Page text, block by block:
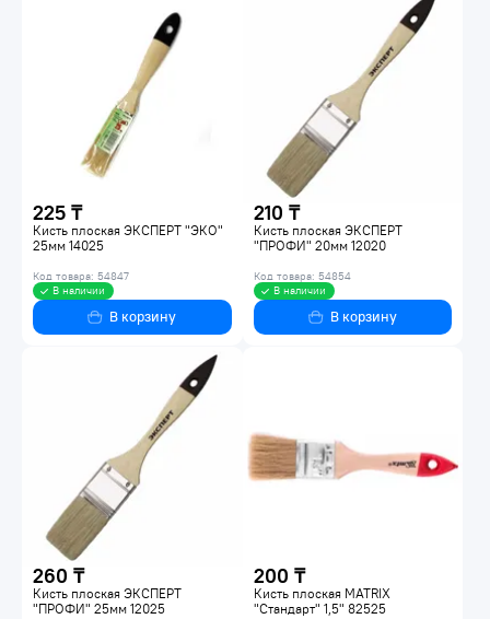
225 ₸
Кисть плоская ЭКСПЕРТ "ЭКО"
25мм 14025
Код товара: 54847
В наличии
В корзину
210 ₸
Кисть плоская ЭКСПЕРТ
"ПРОФИ" 20мм 12020
Код товара: 54854
В наличии
В корзину
260 ₸
Кисть плоская ЭКСПЕРТ
"ПРОФИ" 25мм 12025
200 ₸
Кисть плоская MATRIX
"Стандарт" 1,5" 82525